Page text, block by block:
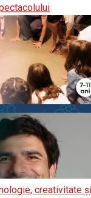
creativitate și